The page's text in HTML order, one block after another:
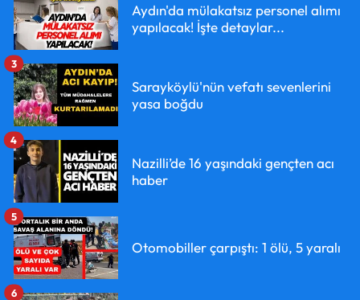
Aydın'da mülakatsız personel alımı
yapılacak! İşte detaylar...
Sarayköylü'nün vefatı sevenlerini
yasa boğdu
3
Nazilli’de 16 yaşındaki gençten acı
haber
4
Otomobiller çarpıştı: 1 ölü, 5 yaralı
5
6